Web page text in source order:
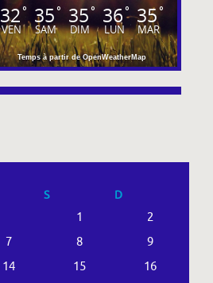
32°
VEN
35°
SAM
35°
DIM
36°
LUN
35°
MAR
Temps à partir de OpenWeatherMap
S D
1
2
7 8
9
14 15
16